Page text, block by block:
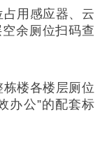
用感应器、云
余厕位扫码查
楼各楼层厕位
办公”的配套标